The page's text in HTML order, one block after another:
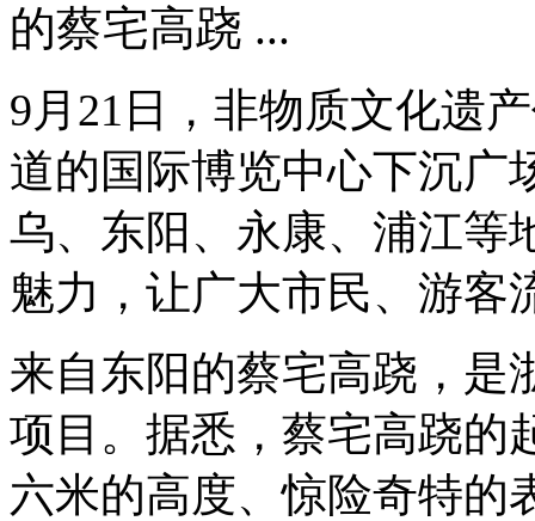
的蔡宅高跷 ...
9月21日，非物质文化遗
道的国际博览中心下沉广
乌、东阳、永康、浦江等
魅力，让广大市民、游客
来自东阳的蔡宅高跷，是
项目。据悉，蔡宅高跷的
六米的高度、惊险奇特的